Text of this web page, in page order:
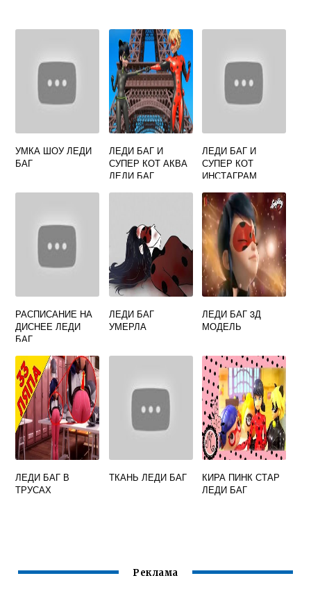
УМКА ШОУ ЛЕДИ
БАГ
ЛЕДИ БАГ И
СУПЕР КОТ АКВА
ЛЕДИ БАГ
ЛЕДИ БАГ И
СУПЕР КОТ
ИНСТАГРАМ
РАСПИСАНИЕ НА
ДИСНЕЕ ЛЕДИ
БАГ
ЛЕДИ БАГ
УМЕРЛА
ЛЕДИ БАГ 3Д
МОДЕЛЬ
ЛЕДИ БАГ В
ТРУСАХ
ТКАНЬ ЛЕДИ БАГ
КИРА ПИНК СТАР
ЛЕДИ БАГ
Реклама